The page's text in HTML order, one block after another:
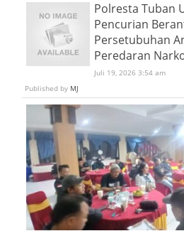
Polresta Tuban
Pencurian
Persetubuhan
Peredaran
Juli 19, 2026 3:54 am
Published by MJ